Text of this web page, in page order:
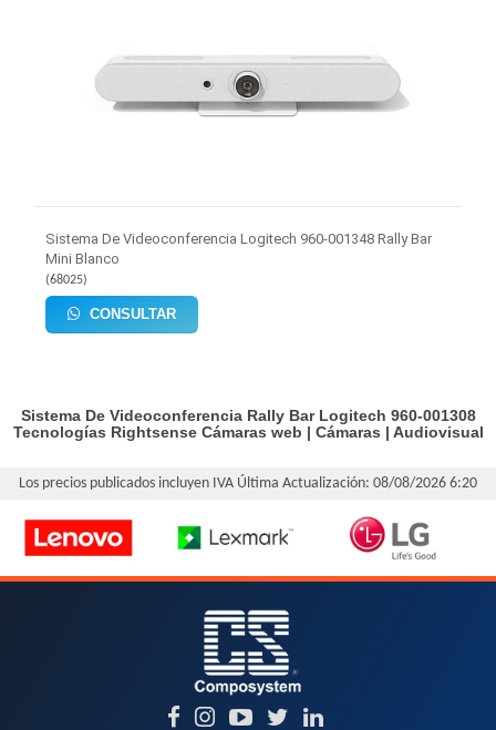
Sistema De Videoconferencia Logitech 960-001348 Rally Bar
Mini Blanco
(68025)
CONSULTAR
Sistema De Videoconferencia Rally Bar Logitech 960-001308
Tecnologías Rightsense Cámaras web | Cámaras | Audiovisual
Los precios publicados incluyen IVA Última Actualización: 08/08/2026 6:20